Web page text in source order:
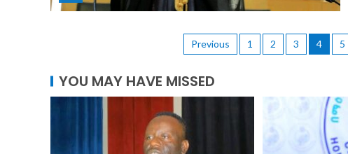
Previous 1 2 3 4 5
YOU MAY HAVE MISSED